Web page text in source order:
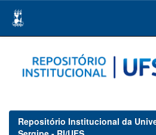
navigation
Repositório Institucional da